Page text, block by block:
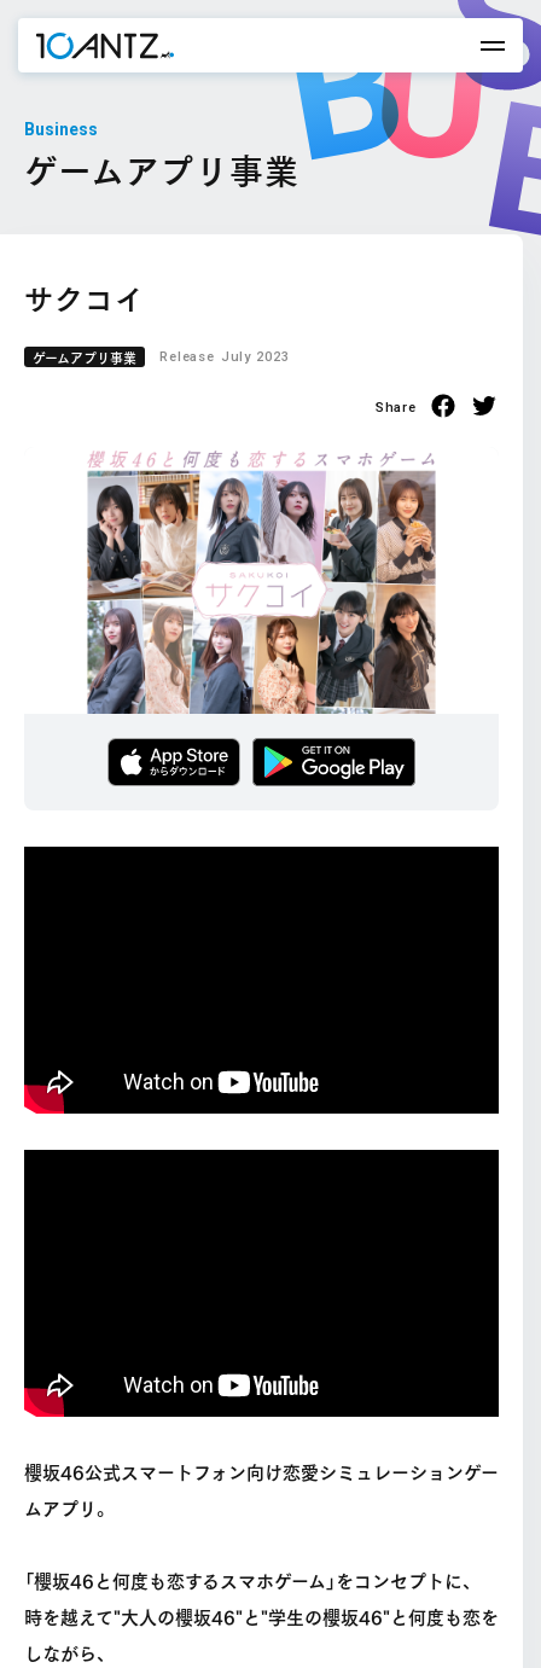
Business
ゲームアプリ事業
サクコイ
ゲームアプリ事業 Release July 2023
Share
櫻坂46公式スマートフォン向け恋愛シミュレーションゲー
ムアプリ。
「櫻坂46と何度も恋するスマホゲーム」をコンセプトに、
時を越えて"大人の櫻坂46"と"学生の櫻坂46"と何度も恋を
しながら、